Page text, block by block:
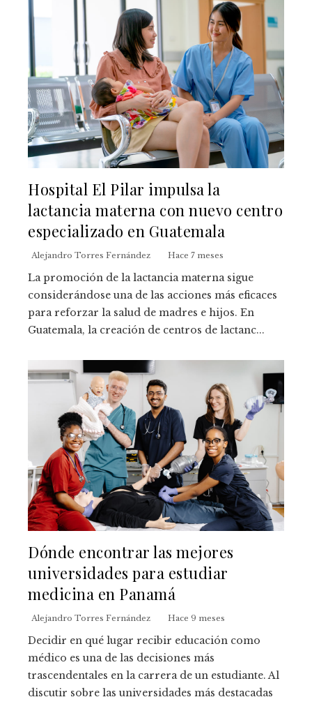
Hospital El Pilar impulsa la
lactancia materna con nuevo centro
especializado en Guatemala
Alejandro Torres Fernández Hace 7 meses
La promoción de la lactancia materna sigue
considerándose una de las acciones más eficaces
para reforzar la salud de madres e hijos. En
Guatemala, la creación de centros de lactanc...
Dónde encontrar las mejores
universidades para estudiar
medicina en Panamá
Alejandro Torres Fernández Hace 9 meses
Decidir en qué lugar recibir educación como
médico es una de las decisiones más
trascendentales en la carrera de un estudiante. Al
discutir sobre las universidades más destacadas